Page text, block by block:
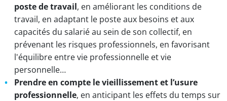
poste de travail, en améliorant les conditions de
travail, en adaptant le poste aux besoins et aux
capacités du salarié au sein de son collectif, en
prévenant les risques professionnels, en favorisant
l'équilibre entre vie professionnelle et vie
personnelle…
Prendre en compte le vieillissement et l’usure
professionnelle, en anticipant les effets du temps sur